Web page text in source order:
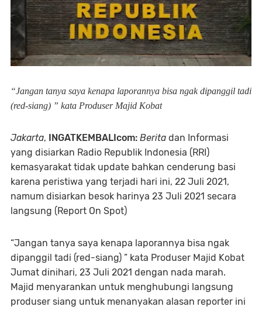
“Jangan tanya saya kenapa laporannya bisa ngak dipanggil tadi
(red-siang) ” kata Produser Majid Kobat
Jakarta, INGATKEMBALIcom: Berita dan Informasi
yang disiarkan Radio Republik Indonesia (RRI)
kemasyarakat tidak update bahkan cenderung basi
karena peristiwa yang terjadi hari ini, 22 Juli 2021,
namum disiarkan besok harinya 23 Juli 2021 secara
langsung (Report On Spot)
“Jangan tanya saya kenapa laporannya bisa ngak
dipanggil tadi (red-siang) ” kata Produser Majid Kobat
Jumat dinihari, 23 Juli 2021 dengan nada marah.
Majid menyarankan untuk menghubungi langsung
produser siang untuk menanyakan alasan reporter ini